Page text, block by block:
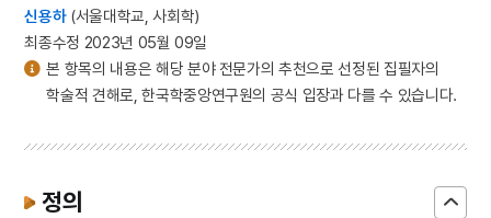
신용하 (서울대학교, 사회학)
최종수정 2023년 05월 09일
본 항목의 내용은 해당 분야 전문가의 추천으로 선정된 집필자의
학술적 견해로, 한국학중앙연구원의 공식 입장과 다를 수 있습니다.
정의